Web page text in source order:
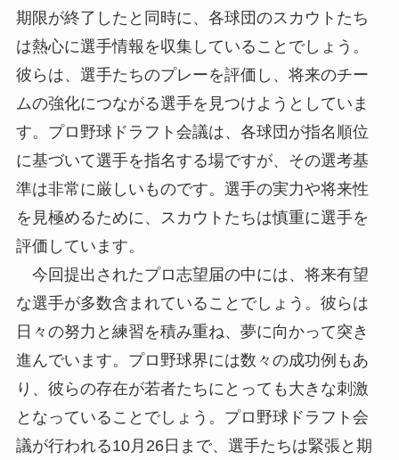
期限が終了したと同時に、各球団のスカウトたち
は熱心に選手情報を収集していることでしょう。
彼らは、選手たちのプレーを評価し、将来のチー
ムの強化につながる選手を見つけようとしていま
す。プロ野球ドラフト会議は、各球団が指名順位
に基づいて選手を指名する場ですが、その選考基
準は非常に厳しいものです。選手の実力や将来性
を見極めるために、スカウトたちは慎重に選手を
評価しています。
今回提出されたプロ志望届の中には、将来有望
な選手が多数含まれていることでしょう。彼らは
日々の努力と練習を積み重ね、夢に向かって突き
進んでいます。プロ野球界には数々の成功例もあ
り、彼らの存在が若者たちにとっても大きな刺激
となっていることでしょう。プロ野球ドラフト会
議が行われる10月26日まで、選手たちは緊張と期